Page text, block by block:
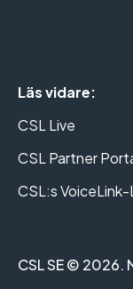
Läs vidare:
CSL Live
CSL Partner
CSL:s
CSL SE © 2026.